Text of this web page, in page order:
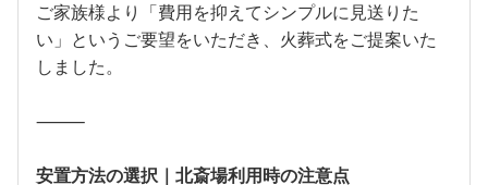
ご家族様より「費用を抑えてシンプルに見送りた
い」というご要望をいただき、火葬式をご提案いた
しました。
⸻
安置方法の選択｜北斎場利用時の注意点